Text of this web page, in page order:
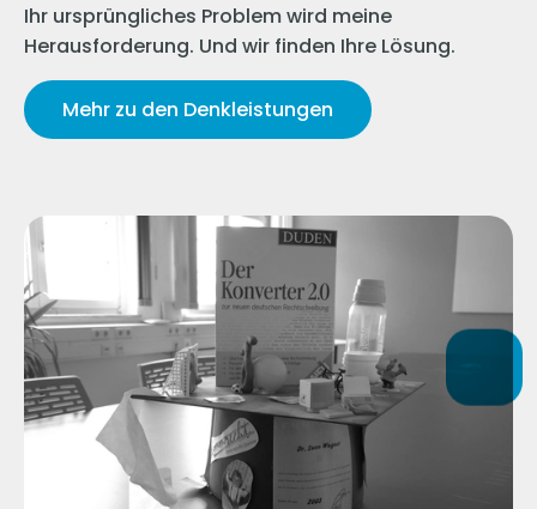
​​Ihr ursprüngliches Problem wird meine
Herausforderung. Und wir finden Ihre Lösung.
Mehr zu den Denkleistungen